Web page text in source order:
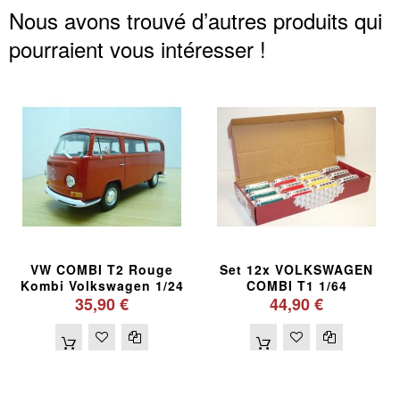
Nous avons trouvé d’autres produits qui
pourraient vous intéresser !
VW COMBI T2 Rouge
Kombi Volkswagen 1/24
35,90 €
Set 12x VOLKSWAGEN
COMBI T1 1/64
44,90 €